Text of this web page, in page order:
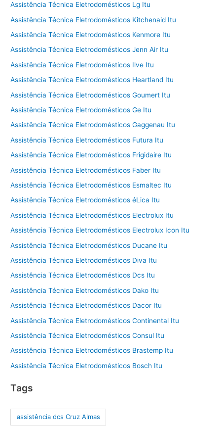
Assistência Técnica Eletrodomésticos Lg Itu
Assistência Técnica Eletrodomésticos Kitchenaid Itu
Assistência Técnica Eletrodomésticos Kenmore Itu
Assistência Técnica Eletrodomésticos Jenn Air Itu
Assistência Técnica Eletrodomésticos Ilve Itu
Assistência Técnica Eletrodomésticos Heartland Itu
Assistência Técnica Eletrodomésticos Goumert Itu
Assistência Técnica Eletrodomésticos Ge Itu
Assistência Técnica Eletrodomésticos Gaggenau Itu
Assistência Técnica Eletrodomésticos Futura Itu
Assistência Técnica Eletrodomésticos Frigidaire Itu
Assistência Técnica Eletrodomésticos Faber Itu
Assistência Técnica Eletrodomésticos Esmaltec Itu
Assistência Técnica Eletrodomésticos éLica Itu
Assistência Técnica Eletrodomésticos Electrolux Itu
Assistência Técnica Eletrodomésticos Electrolux Icon Itu
Assistência Técnica Eletrodomésticos Ducane Itu
Assistência Técnica Eletrodomésticos Diva Itu
Assistência Técnica Eletrodomésticos Dcs Itu
Assistência Técnica Eletrodomésticos Dako Itu
Assistência Técnica Eletrodomésticos Dacor Itu
Assistência Técnica Eletrodomésticos Continental Itu
Assistência Técnica Eletrodomésticos Consul Itu
Assistência Técnica Eletrodomésticos Brastemp Itu
Assistência Técnica Eletrodomésticos Bosch Itu
Tags
assistência dcs Cruz Almas